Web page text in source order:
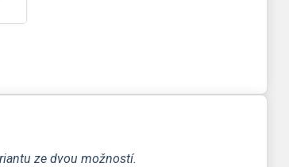
ze dvou možností.